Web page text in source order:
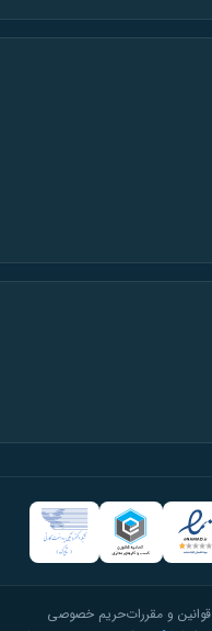
قوانین و مقرراتحریم خصوصی